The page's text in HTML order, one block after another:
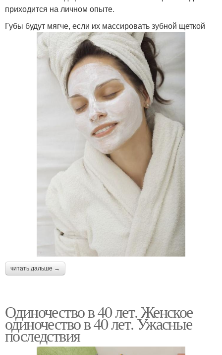
приходится на личном опыте.
Губы будут мягче, если их массировать зубной щеткой
читать дальше →
Одиночество в 40 лет. Женское
одиночество в 40 лет. Ужасные
последствия